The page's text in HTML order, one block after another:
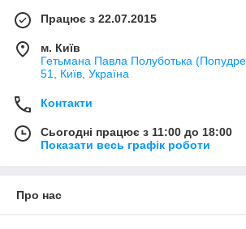
Працює з 22.07.2015
м. Київ
Гетьмана Павла Полуботька
51, Київ, Україна
Контакти
Сьогодні працює з 11:00 до 18:00
Показати весь графік роботи
Про нас